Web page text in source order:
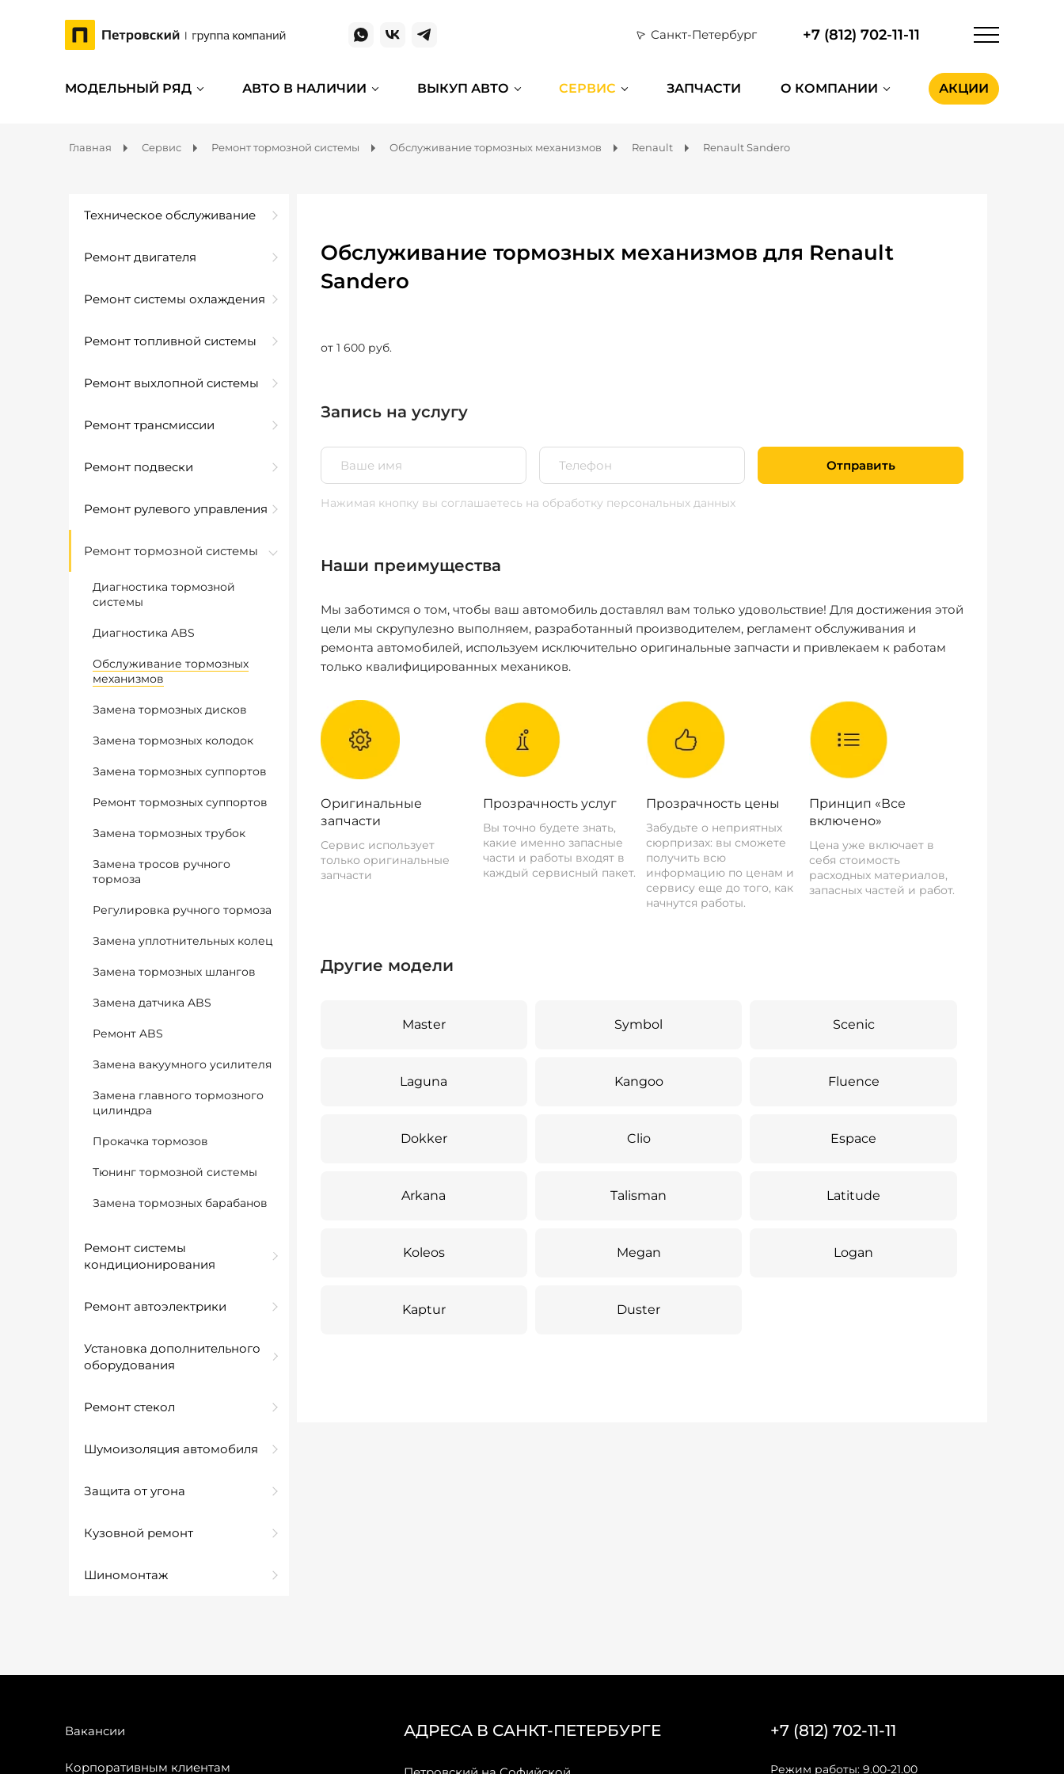
Санкт-Петербург +7 (812) 702-11-11
МОДЕЛЬНЫЙ РЯД АВТО В НАЛИЧИИ ВЫКУП АВТО СЕРВИС ЗАПЧАСТИ О КОМПАНИИ АКЦИИ
Главная Сервис Ремонт тормозной системы Обслуживание тормозных механизмов Renault Renault Sandero
Техническое обслуживание
Ремонт двигателя
Ремонт системы охлаждения
Ремонт топливной системы
Ремонт выхлопной системы
Ремонт трансмиссии
Ремонт подвески
Ремонт рулевого управления
Ремонт тормозной системы
Диагностика тормозной
системы
Диагностика ABS
Обслуживание тормозных
механизмов
Замена тормозных дисков
Замена тормозных колодок
Замена тормозных суппортов
Ремонт тормозных суппортов
Замена тормозных трубок
Замена тросов ручного
тормоза
Регулировка ручного тормоза
Замена уплотнительных колец
Замена тормозных шлангов
Замена датчика ABS
Ремонт ABS
Замена вакуумного усилителя
Замена главного тормозного
цилиндра
Прокачка тормозов
Тюнинг тормозной системы
Замена тормозных барабанов
Ремонт системы
кондиционирования
Ремонт автоэлектрики
Установка дополнительного
оборудования
Ремонт стекол
Шумоизоляция автомобиля
Защита от угона
Кузовной ремонт
Шиномонтаж
Обслуживание тормозных механизмов для Renault
Sandero
от 1 600 руб.
Запись на услугу
Отправить
Нажимая кнопку вы соглашаетесь на обработку персональных данных
Наши преимущества
Мы заботимся о том, чтобы ваш автомобиль доставлял вам только удовольствие! Для достижения этой
цели мы скрупулезно выполняем, разработанный производителем, регламент обслуживания и
ремонта автомобилей, используем исключительно оригинальные запчасти и привлекаем к работам
только квалифицированных механиков.
Оригинальные
запчасти
Сервис использует
только оригинальные
запчасти
Прозрачность услуг
Вы точно будете знать,
какие именно запасные
части и работы входят в
каждый сервисный пакет.
Прозрачность цены
Забудьте о неприятных
сюрпризах: вы сможете
получить всю
информацию по ценам и
сервису еще до того, как
начнутся работы.
Принцип «Все
включено»
Цена уже включает в
себя стоимость
расходных материалов,
запасных частей и работ.
Другие модели
Master Symbol Scenic
Laguna Kangoo Fluence
Dokker Clio Espace
Arkana Talisman Latitude
Koleos Megan Logan
Kaptur Duster
Вакансии
Корпоративным клиентам
АДРЕСА В САНКТ-ПЕТЕРБУРГЕ +7 (812) 702-11-11
Режим работы: 9.00-21.00